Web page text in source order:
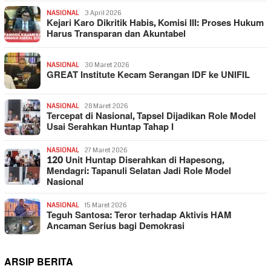
NASIONAL 3 April 2026
Kejari Karo Dikritik Habis, Komisi III: Proses Hukum
Harus Transparan dan Akuntabel
NASIONAL 30 Maret 2026
GREAT Institute Kecam Serangan IDF ke UNIFIL
NASIONAL 28 Maret 2026
Tercepat di Nasional, Tapsel Dijadikan Role Model
Usai Serahkan Huntap Tahap I
NASIONAL 27 Maret 2026
120 Unit Huntap Diserahkan di Hapesong,
Mendagri: Tapanuli Selatan Jadi Role Model
Nasional
NASIONAL 15 Maret 2026
Teguh Santosa: Teror terhadap Aktivis HAM
Ancaman Serius bagi Demokrasi
ARSIP BERITA